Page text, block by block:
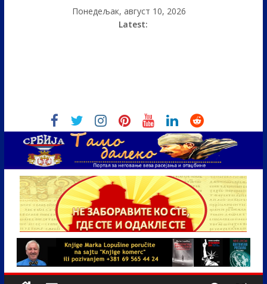
Понедељак, август 10, 2026
Latest: